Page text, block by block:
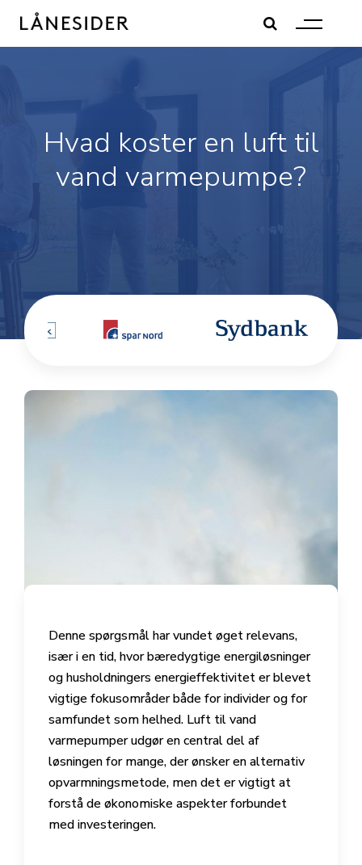
content
Hvad koster en luft til
vand varmepumpe?
Denne spørgsmål har vundet øget relevans,
især i en tid, hvor bæredygtige energiløsninger
og husholdningers energieffektivitet er blevet
vigtige fokusområder både for individer og for
samfundet som helhed. Luft til vand
varmepumper udgør en central del af
løsningen for mange, der ønsker en alternativ
opvarmningsmetode, men det er vigtigt at
forstå de økonomiske aspekter forbundet
med investeringen.